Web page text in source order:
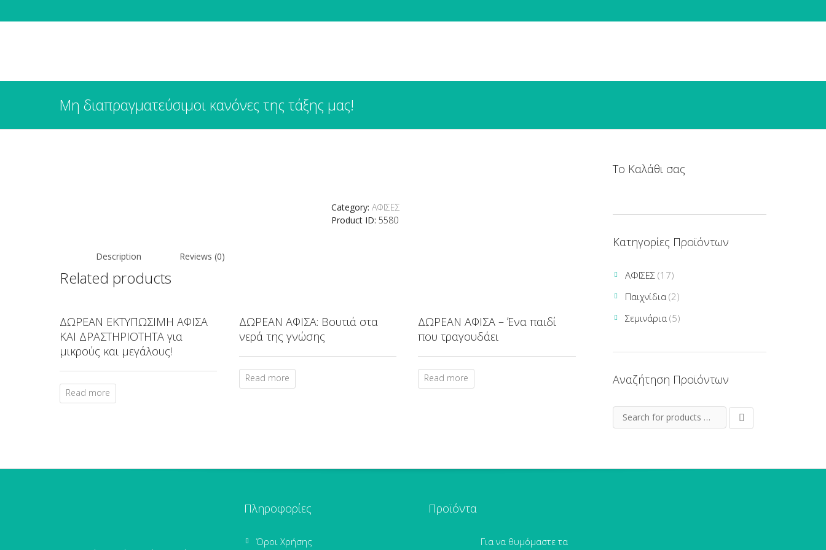
Μη διαπραγματεύσιμοι κανόνες της τάξης μας!
Category: ΑΦΙΣΕΣ
Product ID: 5580
Description Reviews (0)
Related products
ΔΩΡΕΑΝ ΕΚΤΥΠΩΣΙΜΗ ΑΦΙΣΑ
ΚΑΙ ΔΡΑΣΤΗΡΙΟΤΗΤΑ για
μικρούς και μεγάλους!
Read more
ΔΩΡΕΑΝ ΑΦΙΣΑ: Βουτιά στα
νερά της γνώσης
Read more
ΔΩΡΕΑΝ ΑΦΙΣΑ – Ένα παιδί
που τραγουδάει
Read more
Το Καλάθι σας
Κατηγορίες Προϊόντων
ΑΦΙΣΕΣ (17)
Παιχνίδια (2)
Σεμινάρια (5)
Αναζήτηση Προϊόντων
Πληροφορίες
Όροι Χρήσης
Προϊόντα
Για να θυμόμαστε τα